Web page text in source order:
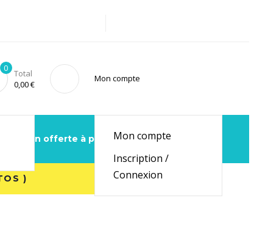
0,00€
Total
0
Mon compte
Mon compte
Inscription /
Connexion
Livraison offerte à partir de 59€ *
)